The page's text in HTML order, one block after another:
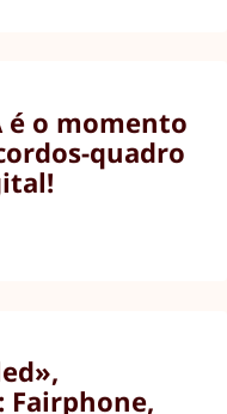
é o momento
quadro
Fairphone,